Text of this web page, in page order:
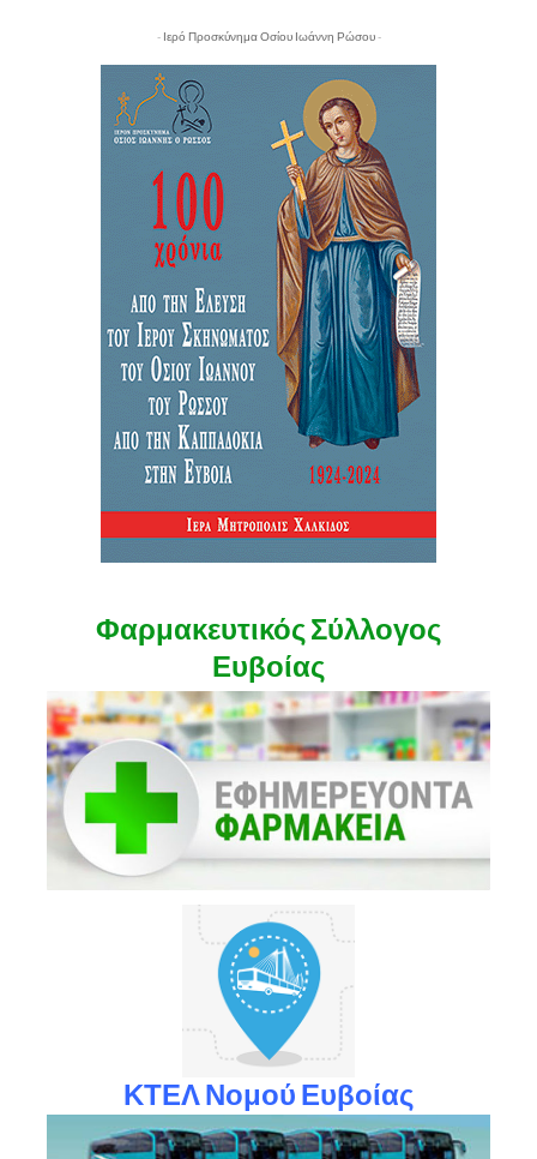
- Ιερό Προσκύνημα Οσίου Ιωάννη Ρώσου -
Φαρμακευτικός Σύλλογος
Ευβοίας
ΚΤΕΛ Νομού Ευβοίας